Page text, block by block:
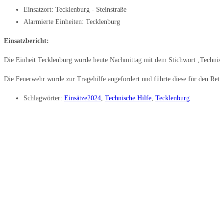
Einsatzort: Tecklenburg - Steinstraße
Alarmierte Einheiten: Tecklenburg
Einsatzbericht:
Die Einheit Tecklenburg wurde heute Nachmittag mit dem Stichwort
Die Feuerwehr wurde zur Tragehilfe angefordert und führte diese für den
Schlagwörter: Einsätze2024 Technische Hilfe Tecklenburg